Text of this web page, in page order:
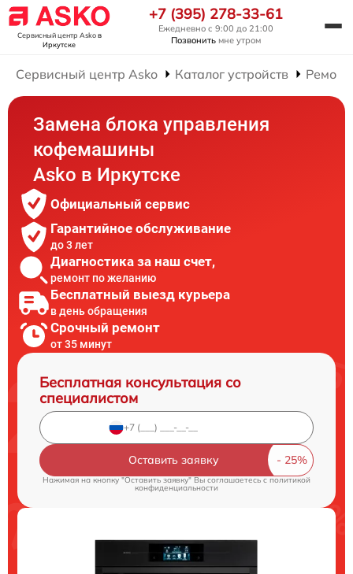
Сервисный центр Askoв
Иркутске
+7 (395) 278-33-61
Ежедневно с 9:00 до 21:00
Позвонить мне утром
Сервисный центр Asko Каталог устройств
Замена блока управления
кофемашины
Asko в Иркутске
Официальный сервис
Гарантийное обслуживание
до 3 лет
Диагностика за наш счет,
ремонт по желанию
Бесплатный выезд курьера
в день обращения
Срочный ремонт
от 35 минут
Бесплатная консультация со
специалистом
Оставить заявку
Нажимая на кнопку "Оставить заявку" Вы соглашаетесь cполитикой
конфиденциальности